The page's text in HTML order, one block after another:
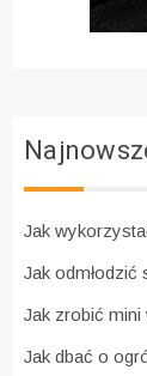
Jak
Jak odmłodzić
Jak zrobić mini
Jak dbać o